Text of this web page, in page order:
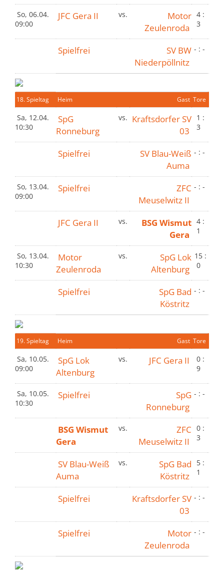
So, 06.04.
09:00
JFC Gera II vs.
Motor
Zeulenroda
4 :
3
Spielfrei
SV BW
Niederpöllnitz
- : -
18. Spieltag Heim Gast Tore
Sa, 12.04.
10:30
SpG
Ronneburg
vs. Kraftsdorfer SV
03
1 :
3
Spielfrei
SV Blau-Weiß
Auma
- : -
So, 13.04.
09:00
Spielfrei
ZFC
Meuselwitz II
- : -
JFC Gera II vs.
BSG Wismut
Gera
4 :
1
So, 13.04.
10:30
Motor
Zeulenroda
vs.
SpG Lok
Altenburg
15 :
0
Spielfrei
SpG Bad
Köstritz
- : -
19. Spieltag Heim Gast Tore
Sa, 10.05.
09:00
SpG Lok
Altenburg
vs. JFC Gera II
0 :
9
Sa, 10.05.
10:30
Spielfrei
SpG
Ronneburg
- : -
BSG Wismut
Gera
vs.
ZFC
Meuselwitz II
0 :
3
SV Blau-Weiß
Auma
vs.
SpG Bad
Köstritz
5 :
1
Spielfrei
Kraftsdorfer SV
03
- : -
Spielfrei
Motor
Zeulenroda
- : -